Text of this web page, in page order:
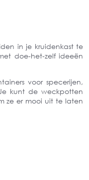
in je kruidenkast te
doe-het-zelf ideeën
voor specerijen,
kunt de weckpotten
ze er mooi uit te laten